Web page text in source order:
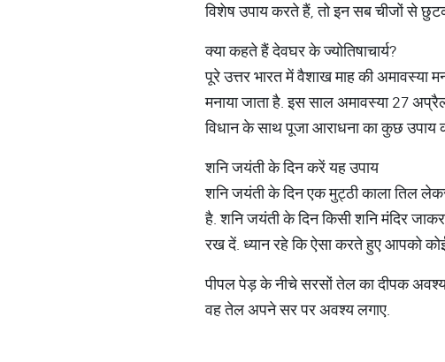
विशेष उपाय करते हैं, तो इन सब चीजों से
क्या कहते हैं देवघर के ज्योतिषाचार्य?
पूरे उत्तर भारत में वैशाख माह की अमावस्या
मनाया जाता है. इस साल अमावस्या 27
विधान के साथ पूजा आराधना का कुछ उपाय
शनि जयंती के दिन करें यह उपाय
शनि जयंती के दिन एक मुट्ठी काला तिल
है. शनि जयंती के दिन किसी शनि मंदिर
रख दें. ध्यान रहे कि ऐसा करते हुए आपको
पीपल पेड़ के नीचे सरसों तेल का दीपक
वह तेल अपने सर पर अवश्य लगाए.